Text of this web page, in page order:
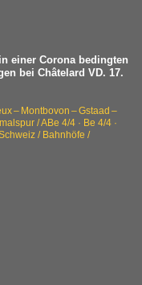
einer Corona bedingten
bei Châtelard VD. 17.
– Montbovon – Gstaad –
/ ABe 4/4 · Be 4/4 ·
/ Bahnhöfe /